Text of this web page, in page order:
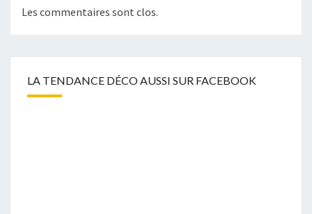
Les commentaires sont clos.
LA TENDANCE DÉCO AUSSI SUR FACEBOOK